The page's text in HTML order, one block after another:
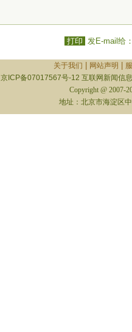
打印 发E-mail给
关于我们 网站声明
京ICP备07017567号-12 互联网新闻信
Copyright @ 2007-
地址：北京市海淀区